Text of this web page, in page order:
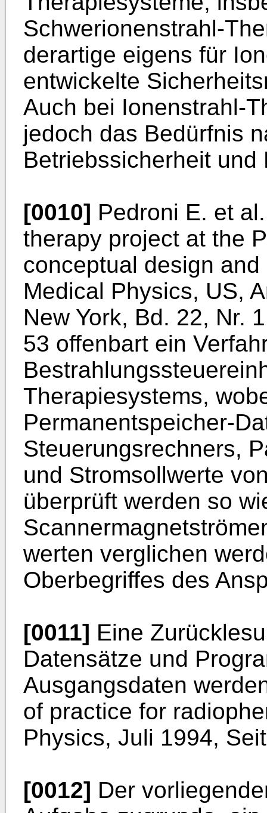
Schwerionenstrahl-
derartige eigens für
entwickelte
Auch bei Ionenstrahl-
jedoch das Bedürfnis
Betriebssicherheit und
[0010] Pedroni E. et
therapy project at the
conceptual design
Medical Physics, US,
New York, Bd. 22, Nr.
53 offenbart ein
Therapiesystems,
Permanentspeicher-
Steuerungsrechners,
und Stromsollwerte
überprüft werden so
werten verglichen
Oberbegriffes des
[0011] Eine
Datensätze und
Ausgangsdaten
of practice for
Physics, Juli 1994,
[0012] Der